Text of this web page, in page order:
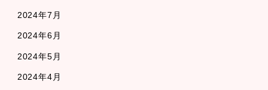
2024年7月
2024年6月
2024年5月
2024年4月